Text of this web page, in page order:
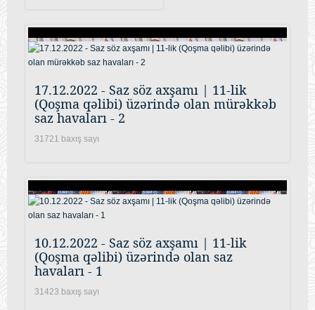
17.12.2022 - Saz söz axşamı | 11-lik
(Qoşma qəlibi) üzərində olan mürəkkəb
saz havaları - 2
31721 baxış sayı
10.12.2022 - Saz söz axşamı | 11-lik
(Qoşma qəlibi) üzərində olan saz
havaları - 1
31423 baxış sayı